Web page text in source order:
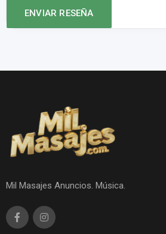
Mil Masajes Anuncios. Música.